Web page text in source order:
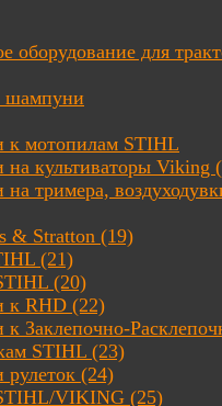
оборудование для
шампуни
к мотопилам STIHL
на культиваторы Viking
на тримера,
& Stratton (19)
(21)
(20)
к RHD (22)
к Заклепочно-
STIHL (23)
рулеток (24)
VIKING (25)